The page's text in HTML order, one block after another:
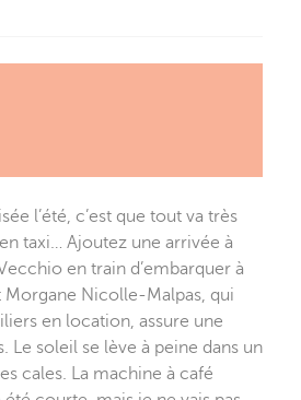
l’été, c’est que tout va très
taxi… Ajoutez une arrivée à
en train d’embarquer à
Morgane Nicolle-Malpas, qui
en location, assure une
Le soleil se lève à peine dans un
cales. La machine à café